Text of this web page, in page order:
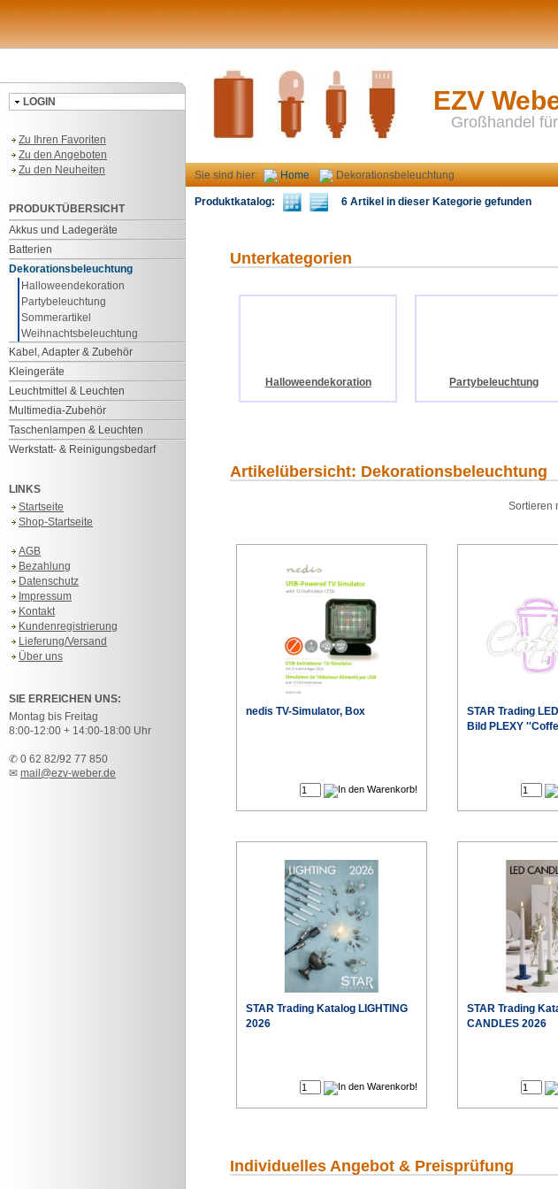
LOGIN
Zu Ihren Favoriten
Zu den Angeboten
Zu den Neuheiten
PRODUKTÜBERSICHT
Akkus und Ladegeräte
Batterien
Dekorationsbeleuchtung
Halloweendekoration
Partybeleuchtung
Sommerartikel
Weihnachtsbeleuchtung
Kabel, Adapter & Zubehör
Kleingeräte
Leuchtmittel & Leuchten
Multimedia-Zubehör
Taschenlampen & Leuchten
Werkstatt- & Reinigungsbedarf
LINKS
Startseite
Shop-Startseite
AGB
Bezahlung
Datenschutz
Impressum
Kontakt
Kundenregistrierung
Lieferung/Versand
Über uns
SIE ERREICHEN UNS:
Montag bis Freitag
8:00-12:00 + 14:00-18:00 Uhr
✆ 0 62 82/92 77 850
✉ mail@ezv-weber.de
EZV
Großhandel
Sie sind hier: Home Dekorationsbeleuchtung
Produktkatalog: 6 Artikel in dieser Kategorie gefunden
Unterkategorien
Halloweendekoration Partybeleuchtung
Artikelübersicht: Dekorationsbeleuchtung
Sortieren
nedis TV-Simulator, Box
STAR Trading
Bild PLEXY
STAR Trading Katalog LIGHTING
2026
STAR Trading
CANDLES 2026
Individuelles Angebot & Preisprüfung